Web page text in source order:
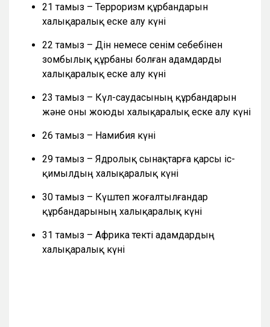
21 тамыз – Терроризм құрбандарын
халықаралық еске алу күні
22 тамыз – Дін немесе сенім себебінен
зомбылық құрбаны болған адамдарды
халықаралық еске алу күні
23 тамыз – Күл-саудасының құрбандарын
және оны жоюды халықаралық еске алу күні
26 тамыз – Намибия күні
29 тамыз – Ядролық сынақтарға қарсы іс-
қимылдың халықаралық күні
30 тамыз – Күштеп жоғалтылғандар
құрбандарының халықаралық күні
31 тамыз – Африка текті адамдардың
халықаралық күні